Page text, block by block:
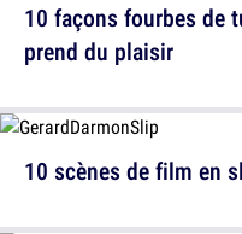
10 façons fourbes de
prend du plaisir
10 scènes de film en